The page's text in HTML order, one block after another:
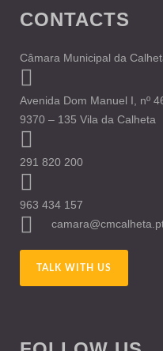
CONTACTS
Câmara Municipal da
Avenida Dom Manuel I, nº
9370 – 135 Vila da Calheta
291 820 200
963 434 157
TALK WITH US